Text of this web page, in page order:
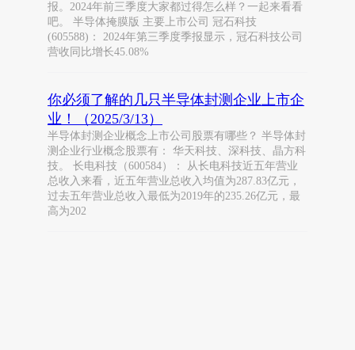
报。2024年前三季度大家都过得怎么样？一起来看看
吧。 半导体掩膜版 主要上市公司 冠石科技
(605588)： 2024年第三季度季报显示，冠石科技公司
营收同比增长45.08%
你必须了解的几只半导体封测企业上市企
业！（2025/3/13）
半导体封测企业概念上市公司股票有哪些？ 半导体封
测企业行业概念股票有： 华天科技、深科技、晶方科
技。 长电科技（600584）： 从长电科技近五年营业
总收入来看，近五年营业总收入均值为287.83亿元，
过去五年营业总收入最低为2019年的235.26亿元，最
高为202